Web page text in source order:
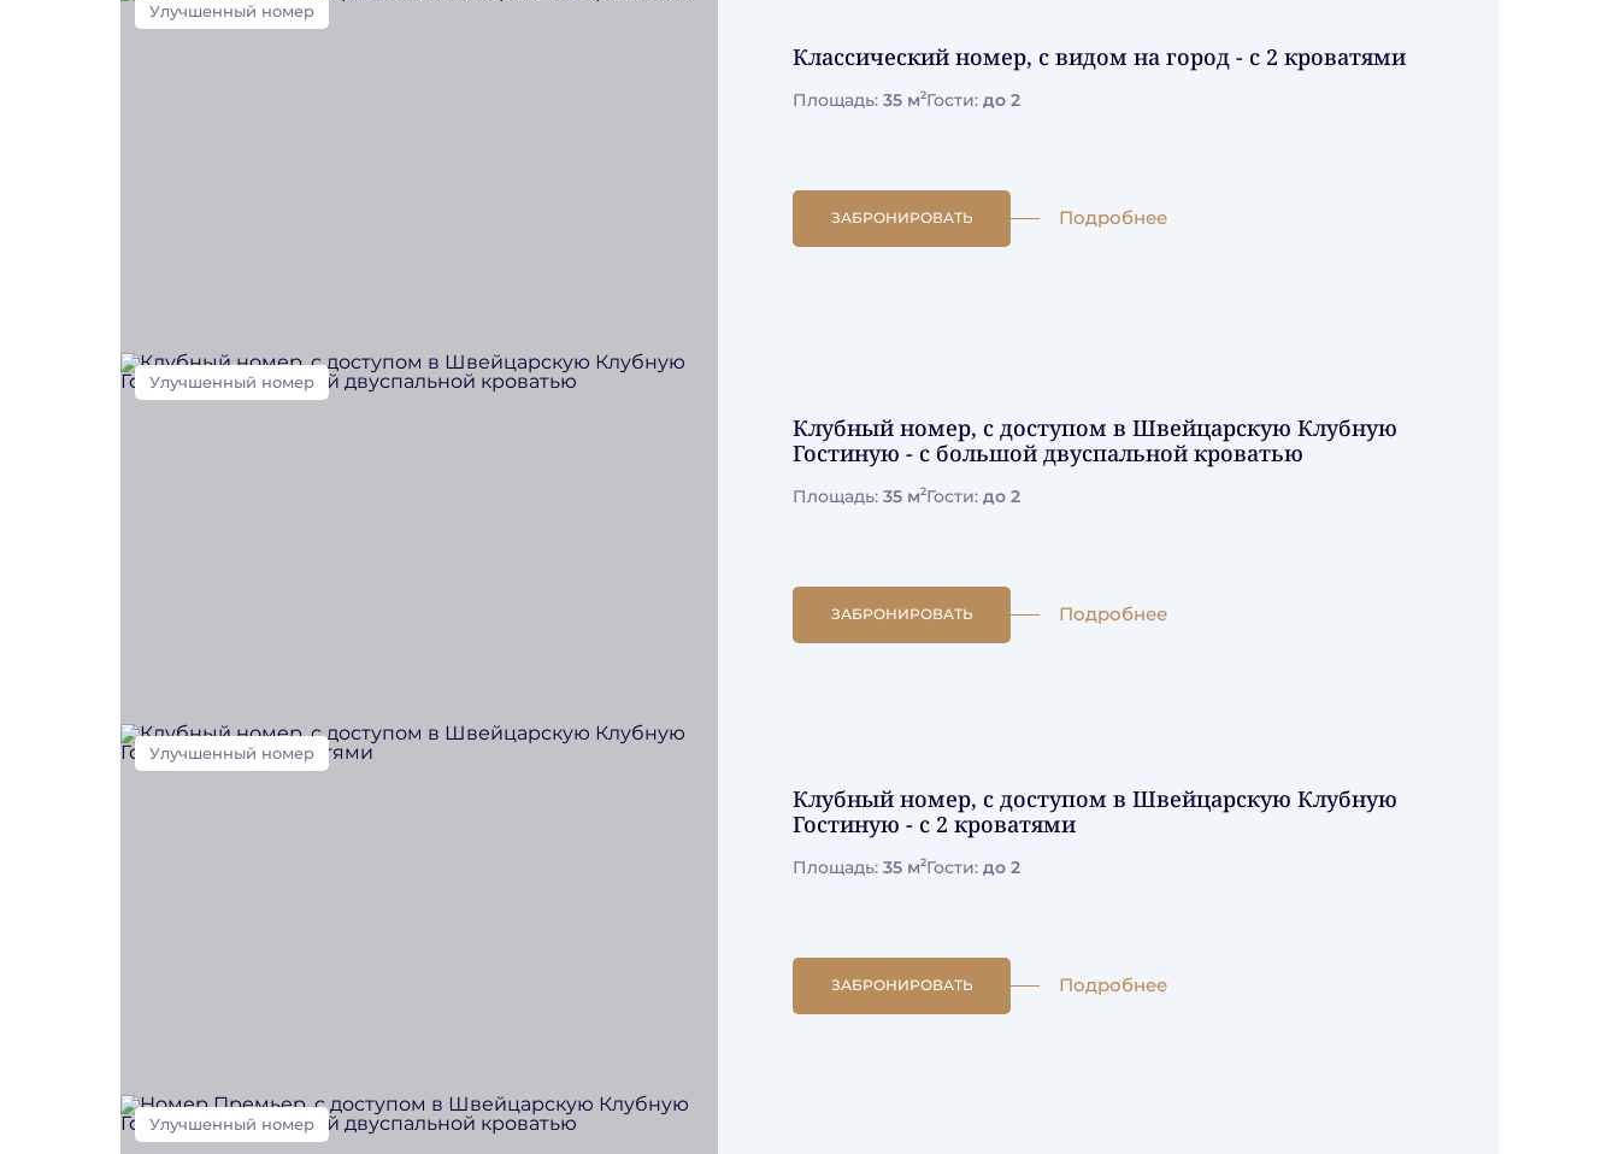
Улучшенный номер
Классический номер, с видом на город - с 2 кроватями
Площадь: 35 м2Гости: до 2
ЗАБРОНИРОВАТЬ Подробнее
Улучшенный номер
Клубный номер, с доступом в Швейцарскую Клубную
Гостиную - с большой двуспальной кроватью
Площадь: 35 м2Гости: до 2
ЗАБРОНИРОВАТЬ Подробнее
Улучшенный номер
Клубный номер, с доступом в Швейцарскую Клубную
Гостиную - с 2 кроватями
Площадь: 35 м2Гости: до 2
ЗАБРОНИРОВАТЬ Подробнее
Улучшенный номер